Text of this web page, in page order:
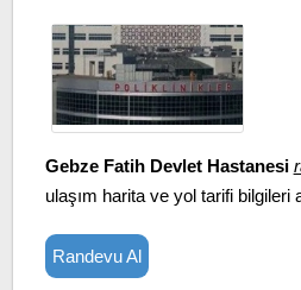
Gebze Fatih Devlet Hastanesi
ulaşım harita ve yol tarifi bilgileri
Randevu Al